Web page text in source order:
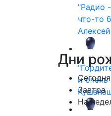
"Радио
что-то
и
Дни
Сегодня
Завтра
На